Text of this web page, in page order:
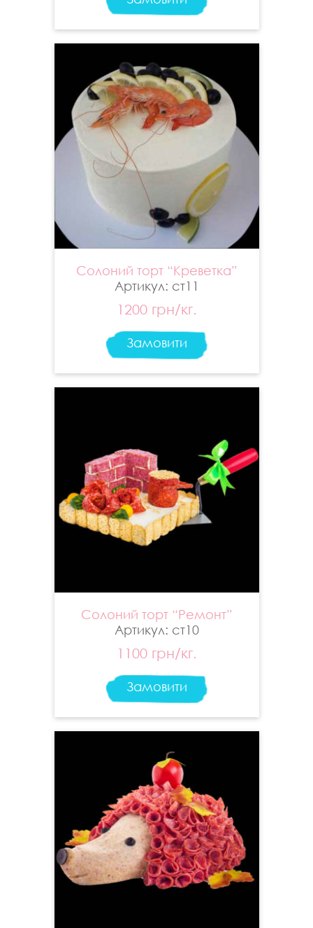
Солоний торт “Креветка”
Артикул: ст11
1200 грн/кг.
Замовити
Солоний торт “Ремонт”
Артикул: ст10
1100 грн/кг.
Замовити